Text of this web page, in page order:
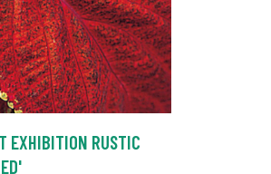
EXHIBITION RUSTIC